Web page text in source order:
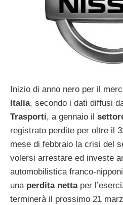
Inizio di anno nero per il
Italia, secondo i dati diffusi
Trasporti, a gennaio il
registrato perdite per oltre il
mese di febbraio la crisi del
volersi arrestare ed investe
automobilistica franco-
una perdita nettaper
terminerà il prossimo 21